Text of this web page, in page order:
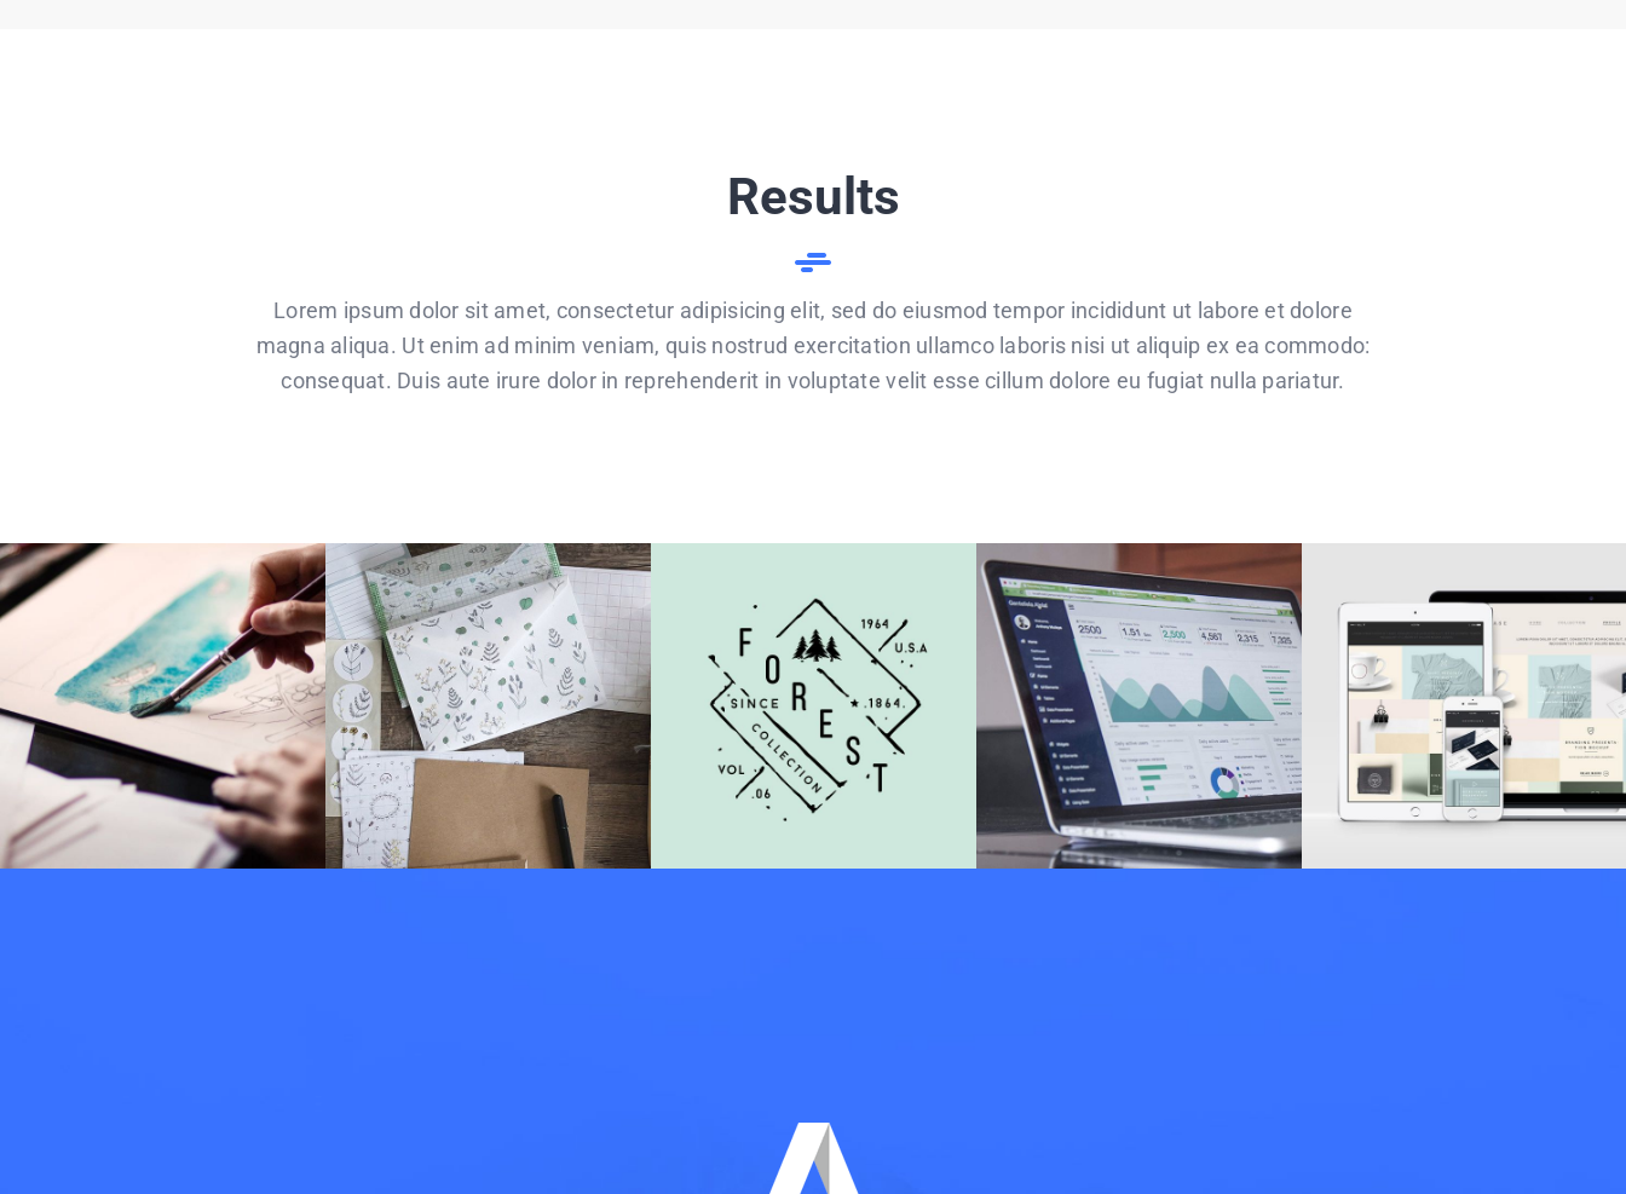
Results
Lorem ipsum dolor sit amet, consectetur adipisicing elit, sed do eiusmod tempor incididunt ut labore et dolore
magna aliqua. Ut enim ad minim veniam, quis nostrud exercitation ullamco laboris nisi ut aliquip ex ea commodo:
consequat. Duis aute irure dolor in reprehenderit in voluptate velit esse cillum dolore eu fugiat nulla pariatur.